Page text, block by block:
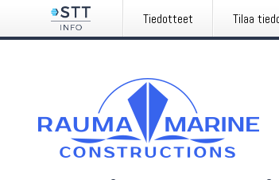
Tiedotteet Tilaa